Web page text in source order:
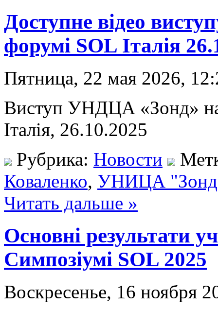
Доступне відео
форумі SOL Італія
Пятница, 22 мая 2026,
Виступ УНДЦА «Зонд»
Італія, 26.10.2025
Рубрика: Новости
Коваленко, УНИЦА
Читать дальше »
Основні результати
Симпозіумі SOL 2025
Воскресенье, 16 ноября